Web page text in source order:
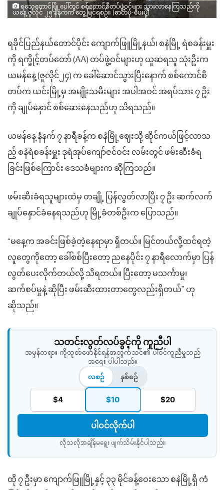
ရသေ့တောင်မြို့ပေါ်တွင် စစ်ကောင်စီတပ်ဖွဲ့ဝင်များ သွားလာနေကြသည်ကို
ယနေ့ ဇူလိုင် ၂၅ နံနက်က တွေ့မြင်ရစဉ်။ (ဓာတ်ပုံ-ပေးပို့)
ရခိုင်ပြည်နယ်တောင်ပိုင်း ကျောက်ဖြူမြို့နယ်၊ စနဲမြို့ ရဲစခန်းမှူး
ကို ရက္ခိုင့်တပ်တော် (AA) တပ်ဖွဲ့ဝင်များဟု ယူဆရသူ သုံးဦးက
ယမန်နေ့ (ဇူလိုင်၂၄) က ခေါ်ဆောင်သွားပြီးနောက် စစ်ကောင်စီ
တပ်က ယင်းမြို့မှ အမျိုးသမီးများ အပါအဝင် အရပ်သား ၇ ဦး
ကို ချုပ်နှောင် စစ်ဆေးနေသည်ဟု သိရသည်။
ယမန်နေ့ နံနက် ၇ နာရီခန့်က စနဲမြို့ဈေးသို့ ဆိုင်ကယ်ဖြင့်လာသ
ည့် စနဲရဲစခန်းမှူး ဒုရဲအုပ်ကျော်ဇင်ဝင်း လမ်းတွင် ဖမ်းဆီးခံရ
ခြင်းဖြစ်ကြောင်း ဒေသခံများက ဆိုကြသည်။
ဖမ်းဆီးခံရသူများထဲမှ တချို့ ပြန်လွတ်လာပြီး ၇ ဦး ဆက်လက်
ချုပ်နှောင်ခံနေရသည်ဟု မြို့ခံတစ်ဦးက ပြောသည်။
“မနေ့က အခင်းဖြစ်ခဲ့တဲ့နေရာမှာ ရှိတယ်။ မြင်တယ်လို့ထင်ရတဲ့
လူတွေကိုတော့ ခေါ်စစ်ပြီးတော့ ညနေပိုင်း ၇ နာရီလောက်မှာ ပြန်
လွတ်ပေးလိုက်တယ်လို့ သိရတယ်။ ပြီးတော့ မသင်္ကာမှု၊
ဆက်စပ်မှုနဲ့ ဆိုပြီး ဖမ်းဆီးထားတာတွေလည်းရှိတယ်” ဟု
ဆိုသည်။
သတင်းလွတ်လပ်ခွင့်ကို ကူညီပါ
အမှန်တရား ကိုထုတ်ဖော်နိုင်ရန်အတွက်သင်၏ ပါဝင်ကူညီမှုသည်
အရေး ပါပါသည်။
လစဉ်
နှစ်စဉ်
$4 $10 $20
ပါဝင်လိုက်ပါ
လိုသလိုအချိန်မရွေး ဖျက်သိမ်းနိုင်ပါသည်။​
ထို ၇ ဦးမှာ ကျောက်ဖြူမြို့နှင့် ၃၃ မိုင်ခန့်ဝေးသော စနဲမြို့ရှိ ကံ